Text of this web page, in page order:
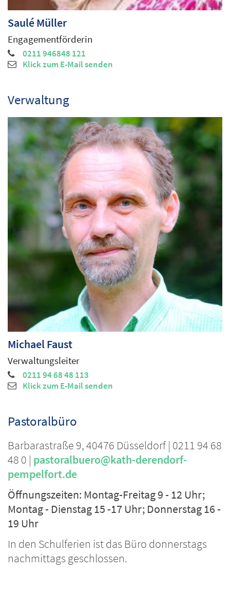
SauléMüller
Engagementförderin
0211 946848 121
Klick zum E-Mail senden
Verwaltung
MichaelFaust
Verwaltungsleiter
0211 94 68 48 113
Klick zum E-Mail senden
Pastoralbüro
Barbarastraße 9, 40476 Düsseldorf | 0211 94 68
48 0 | pastoralbuero@kath-derendorf-
pempelfort.de
Öffnungszeiten: Montag-Freitag 9 - 12 Uhr;
Montag - Dienstag 15 -17 Uhr; Donnerstag 16 -
19 Uhr
In den Schulferien ist das Büro donnerstags
nachmittags geschlossen.